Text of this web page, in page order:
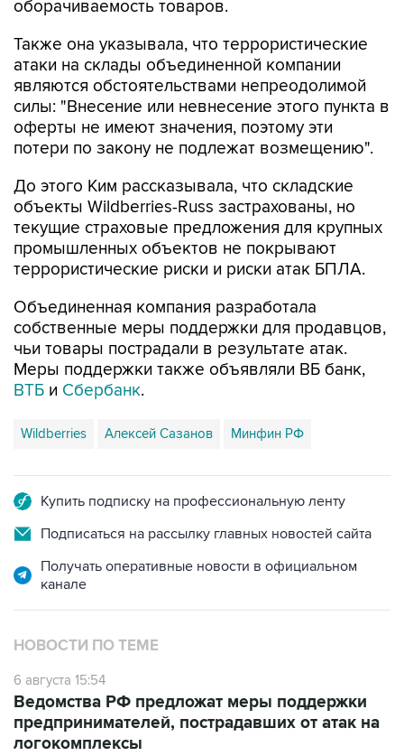
оборачиваемость товаров.
Также она указывала, что террористические
атаки на склады объединенной компании
являются обстоятельствами непреодолимой
силы: "Внесение или невнесение этого пункта в
оферты не имеют значения, поэтому эти
потери по закону не подлежат возмещению".
До этого Ким рассказывала, что складские
объекты Wildberries-Russ застрахованы, но
текущие страховые предложения для крупных
промышленных объектов не покрывают
террористические риски и риски атак БПЛА.
Объединенная компания разработала
собственные меры поддержки для продавцов,
чьи товары пострадали в результате атак.
Меры поддержки также объявляли ВБ банк,
ВТБ и Сбербанк.
Wildberries Алексей Сазанов Минфин РФ
Купить подписку на профессиональную ленту
Подписаться на рассылку главных новостей сайта
Получать оперативные новости в официальном
канале
НОВОСТИ ПО ТЕМЕ
6 августа 15:54
Ведомства РФ предложат меры поддержки
предпринимателей, пострадавших от атак на
логокомплексы